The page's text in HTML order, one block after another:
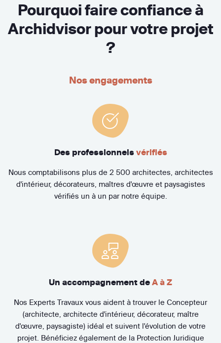
Pourquoi faire confiance à
Archidvisor pour votre projet
?
Nos engagements
Des professionnels vérifiés
Nous comptabilisons plus de 2 500 architectes, architectes
d'intérieur, décorateurs, maîtres d'œuvre et paysagistes
vérifiés un à un par notre équipe.
Un accompagnement de A à Z
Nos Experts Travaux vous aident à trouver le Concepteur
(architecte, architecte d'intérieur, décorateur, maître
d'œuvre, paysagiste) idéal et suivent l'évolution de votre
projet. Bénéficiez également de la Protection Juridique